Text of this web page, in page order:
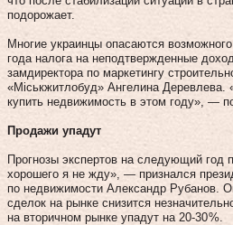
подорожает.
Многие украинцы опасаются
года налога на неподтвержденные
замдиректора по маркетингу
«Міськжитлобуд» Ангелина Деревлева.
купить недвижимость в этом году», —
Продажи упадут
Прогнозы экспертов на следующий год
хорошего я не жду», — признался
по недвижимости Александр Рубанов.
сделок на рынке снизится
на вторичном рынке упадут на 20‑30 %.